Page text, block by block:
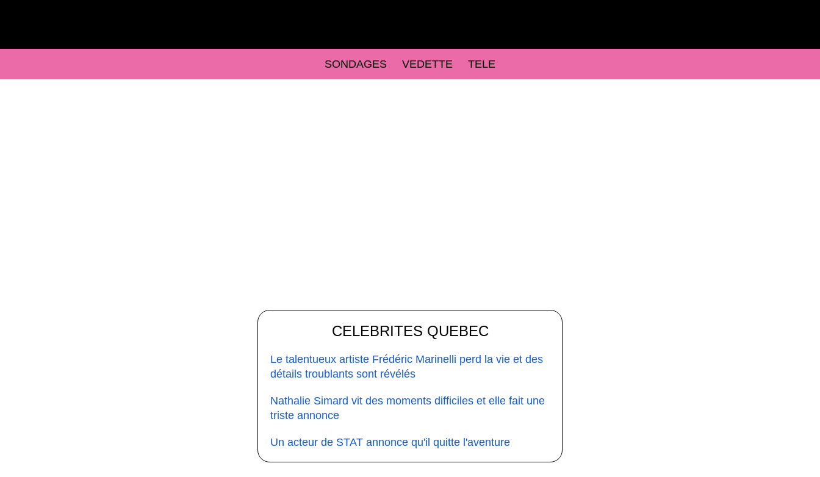
SONDAGES VEDETTE TELE
CELEBRITES QUEBEC
Le talentueux artiste Frédéric Marinelli perd la vie et des
détails troublants sont révélés
Nathalie Simard vit des moments difficiles et elle fait une
triste annonce
Un acteur de STAT annonce qu'il quitte l'aventure